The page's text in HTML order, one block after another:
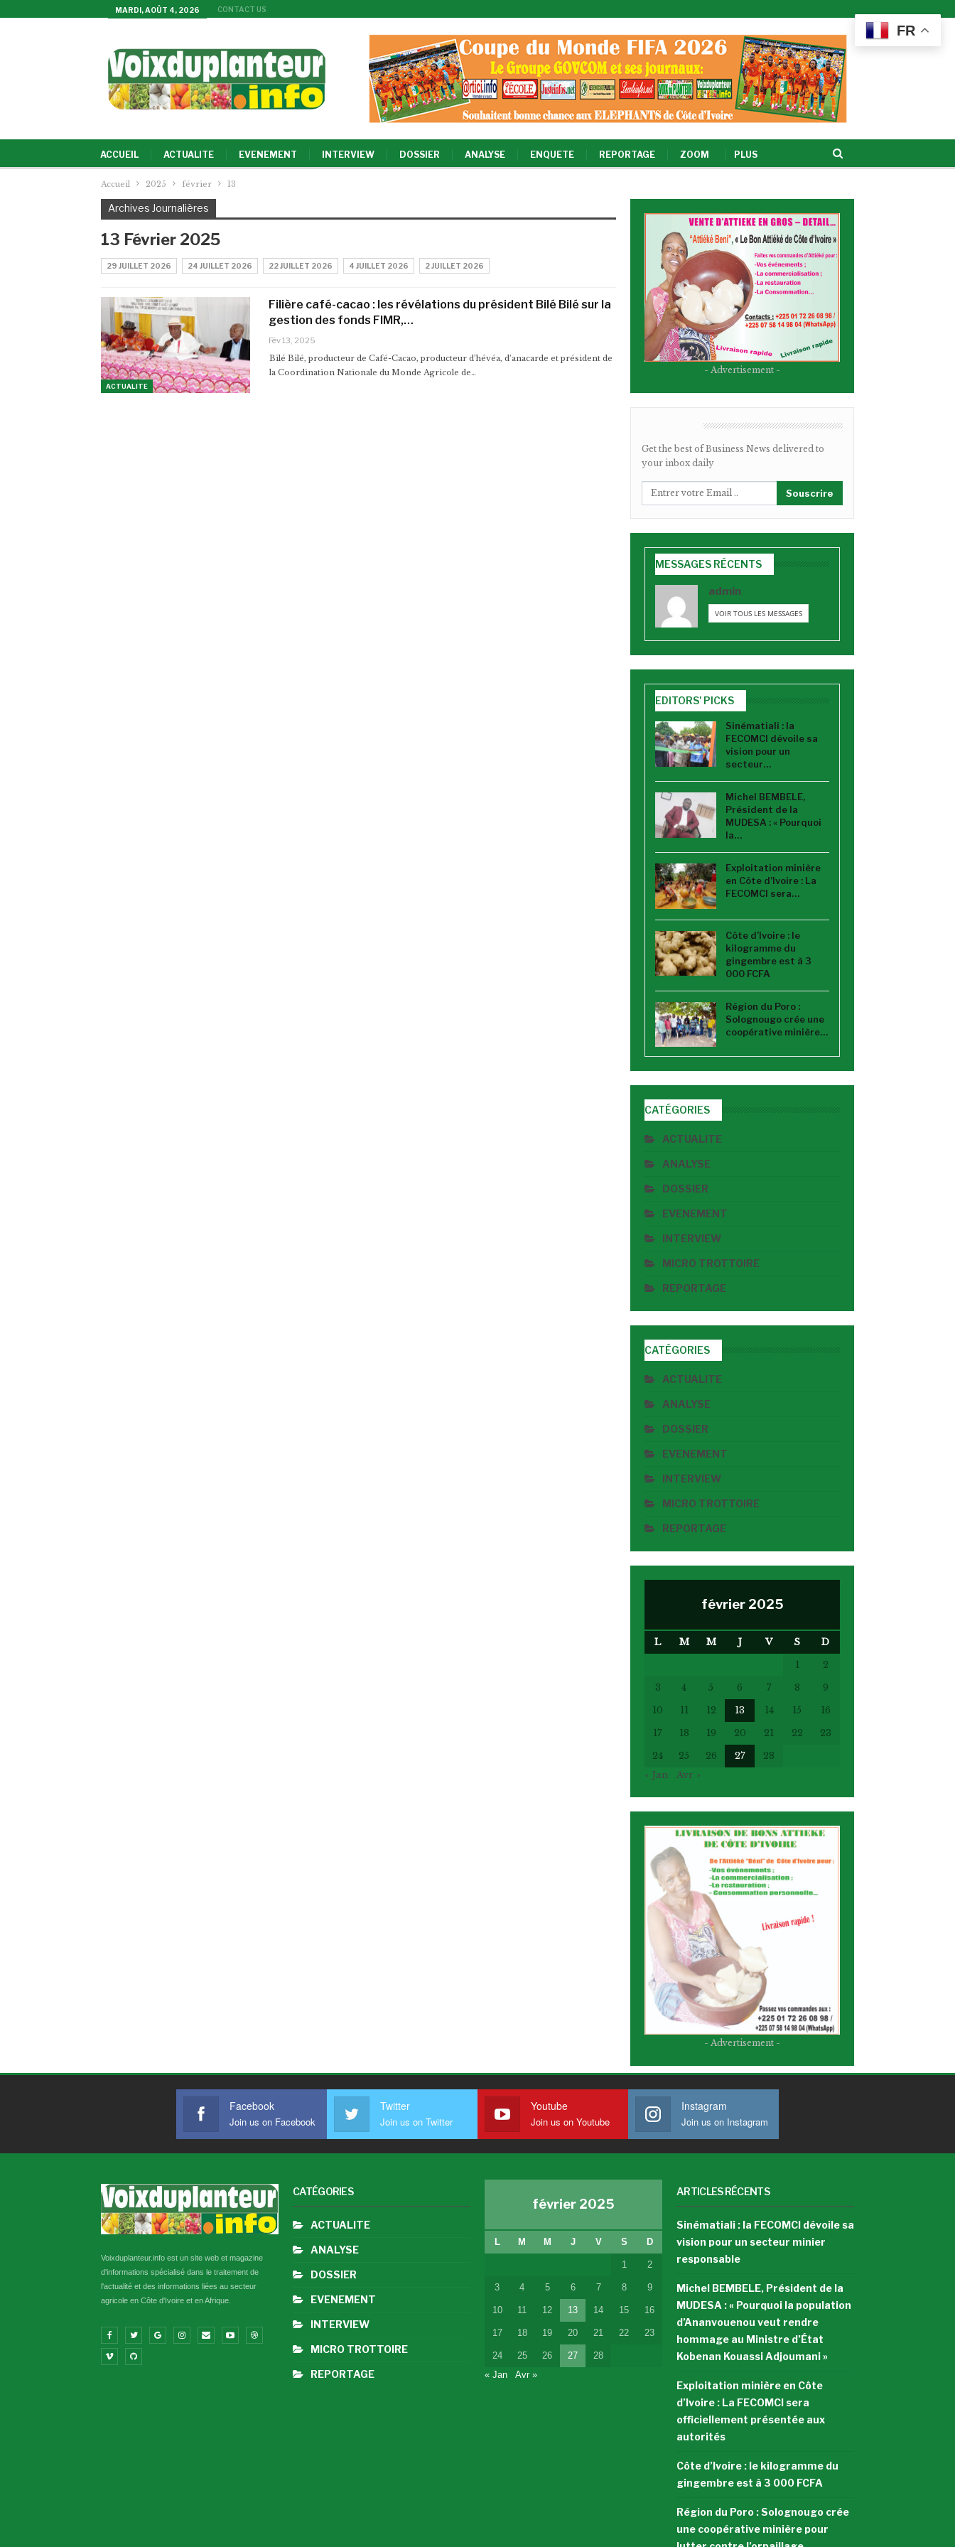
MARDI, AOÛT 4, 2026 CONTACT US
ACCUEIL ACTUALITE EVENEMENT INTERVIEW DOSSIER ANALYSE ENQUETE REPORTAGE ZOOM PLUS
Accueil 2025 février 13
Archives Journalières
13 Février 2025
29 JUILLET 2026 24 JUILLET 2026 22 JUILLET 2026 4 JUILLET 2026 2 JUILLET 2026
ACTUALITE
Filière café-cacao : les révélations du président Bilé Bilé sur la
gestion des fonds FIMR,…
Fév 13, 2025
Bilé Bilé, producteur de Café-Cacao, producteur d’hévéa, d’anacarde et président de
la Coordination Nationale du Monde Agricole de…
- Advertisement -
Get the best of Business News delivered to
your inbox daily
Souscrire
MESSAGES RÉCENTS
admin
VOIR TOUS LES MESSAGES
EDITORS' PICKS
Sinématiali : la
FECOMCI dévoile sa
vision pour un
secteur…
Michel BEMBELE,
Président de la
MUDESA : « Pourquoi
la…
Exploitation minière
en Côte d’Ivoire : La
FECOMCI sera…
Côte d’Ivoire : le
kilogramme du
gingembre est à 3
000 FCFA
Région du Poro :
Solognougo crée une
coopérative minière…
CATÉGORIES
ACTUALITE
ANALYSE
DOSSIER
EVENEMENT
INTERVIEW
MICRO TROTTOIRE
REPORTAGE
CATÉGORIES
ACTUALITE
ANALYSE
DOSSIER
EVENEMENT
INTERVIEW
MICRO TROTTOIRE
REPORTAGE
février 2025
L M M J V S
D
1
2
3
4 5 6 7 8
9
10
11 12 13 14 15
16
17
18 19 20 21 22
23
24
25 26 27
28
« Jan
Avr »
- Advertisement -
Facebook
Join us on Facebook
Twitter
Join us on Twitter
Youtube
Join us on Youtube
Instagram
Join us on Instagram
Voixduplanteur.info est un site web et magazine
d'informations spécialisé dans le traitement de
l'actualité et des informations liées au secteur
agricole en Côte d'Ivoire et en Afrique.
CATÉGORIES
ACTUALITE
ANALYSE
DOSSIER
EVENEMENT
INTERVIEW
MICRO TROTTOIRE
REPORTAGE
février 2025
L M M J V S D
1 2
3 4 5 6 7 8 9
10 11 12 13 14 15 16
17 18 19 20 21 22 23
24 25 26 27
28
« Jan
Avr »
ARTICLES RÉCENTS
Sinématiali : la FECOMCI dévoile sa
vision pour un secteur minier
responsable
Michel BEMBELE, Président de la
MUDESA : « Pourquoi la population
d’Ananvouenou veut rendre
hommage au Ministre d’État
Kobenan Kouassi Adjoumani »
Exploitation minière en Côte
d’Ivoire : La FECOMCI sera
officiellement présentée aux
autorités
Côte d’Ivoire : le kilogramme du
gingembre est à 3 000 FCFA
Région du Poro : Solognougo crée
une coopérative minière pour
FR